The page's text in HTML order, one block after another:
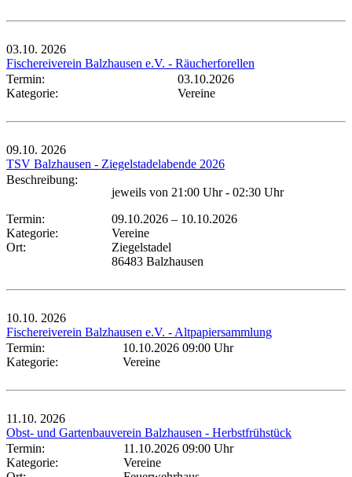
03.10. 2026
Fischereiverein Balzhausen e.V. - Räucherforellen
Termin:
03.10.2026
Kategorie:
Vereine
09.10. 2026
TSV Balzhausen - Ziegelstadelabende 2026
Beschreibung:
jeweils von 21:00 Uhr - 02:30 Uhr
Termin:
09.10.2026 – 10.10.2026
Kategorie:
Vereine
Ort:
Ziegelstadel
86483 Balzhausen
10.10. 2026
Fischereiverein Balzhausen e.V. - Altpapiersammlung
Termin:
10.10.2026 09:00 Uhr
Kategorie:
Vereine
11.10. 2026
Obst- und Gartenbauverein Balzhausen - Herbstfrühstück
Termin:
11.10.2026 09:00 Uhr
Kategorie:
Vereine